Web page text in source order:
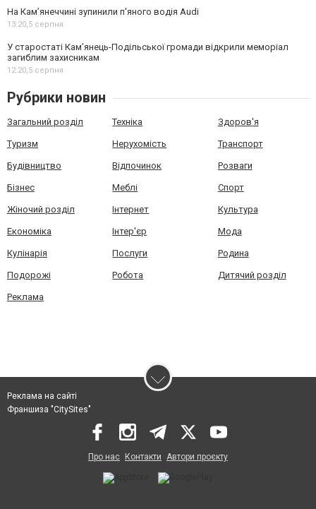
На Камʼянеччині зупинили п'яного водія Audi
13:20,5 серпня
У старостаті Кам’янець-Подільської громади відкрили меморіал
загиблим захисникам
12:20,5 серпня
Рубрики новин
Загальний розділ Техніка Здоров'я
Туризм Нерухомість Транспорт
Будівництво Відпочинок Розваги
Бізнес Меблі Спорт
Жіночий розділ Інтернет Культура
Економіка Інтер'єр Мода
Кулінарія Послуги Родина
Подорожі Робота Дитячий розділ
Реклама
Реклама на сайті
Франшиза "CitySites"
Про нас Контакти Автори проєкту